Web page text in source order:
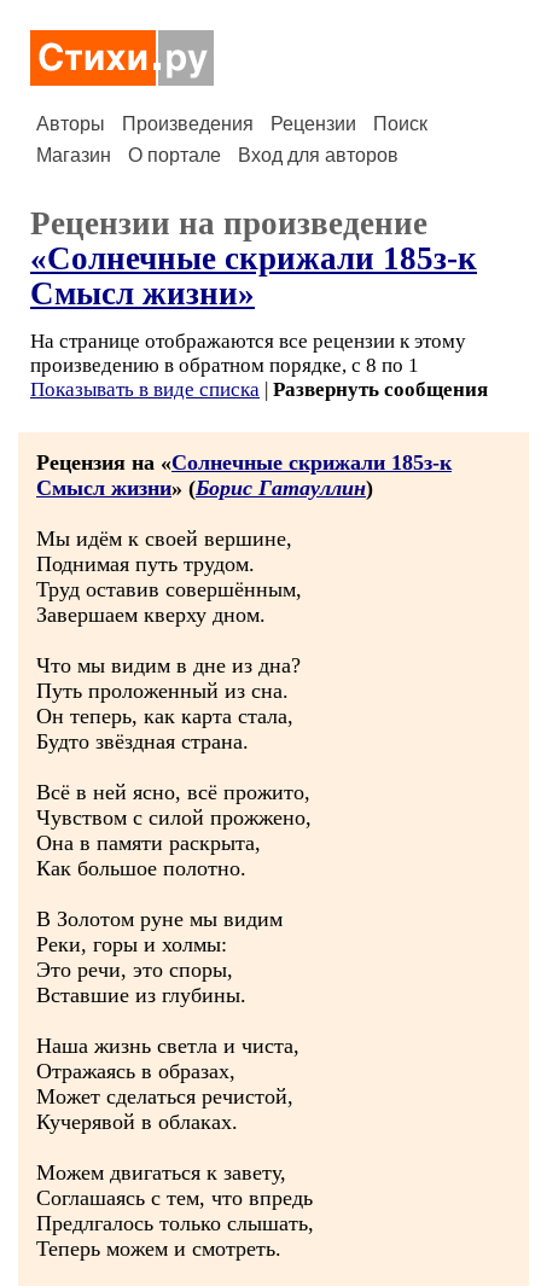
Авторы Произведения Рецензии
Поиск
Магазин
О портале Вход для авторов
Рецензии на произведение
«Солнечные скрижали 185з-к
Смысл жизни»
На странице отображаются все рецензии к этому
произведению в обратном порядке, с 8 по 1
Показывать в виде списка | Развернуть сообщения
Рецензия на «Солнечные скрижали 185з-к
Смысл жизни» (Борис Гатауллин)
Мы идём к своей вершине,
Поднимая путь трудом.
Труд оставив совершённым,
Завершаем кверху дном.
Что мы видим в дне из дна?
Путь проложенный из сна.
Он теперь, как карта стала,
Будто звёздная страна.
Всё в ней ясно, всё прожито,
Чувством с силой прожжено,
Она в памяти раскрыта,
Как большое полотно.
В Золотом руне мы видим
Реки, горы и холмы:
Это речи, это споры,
Вставшие из глубины.
Наша жизнь светла и чиста,
Отражаясь в образах,
Может сделаться речистой,
Кучерявой в облаках.
Можем двигаться к завету,
Соглашаясь с тем, что впредь
Предлгалось только слышать,
Теперь можем и смотреть.